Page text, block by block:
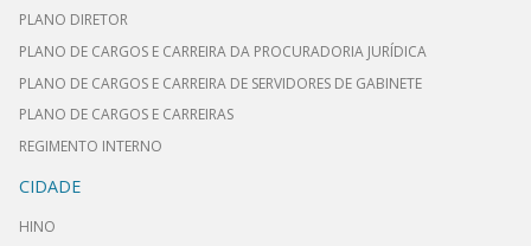
PLANO DIRETOR
PLANO DE CARGOS E CARREIRA DA PROCURADORIA JURÍDICA
PLANO DE CARGOS E CARREIRA DE SERVIDORES DE GABINETE
PLANO DE CARGOS E CARREIRAS
REGIMENTO INTERNO
CIDADE
HINO